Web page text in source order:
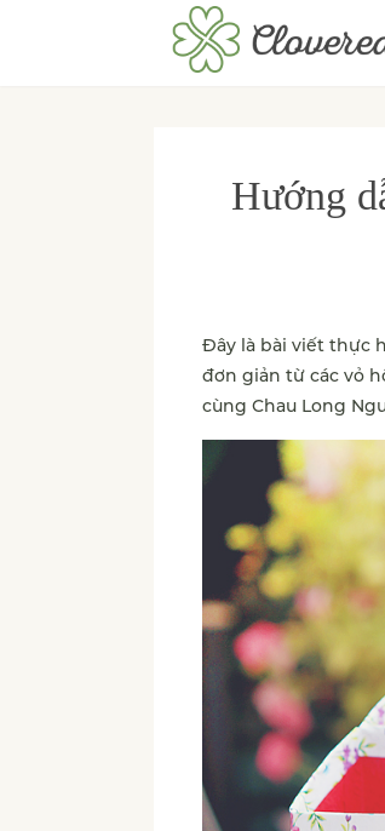
Hướng
Đây là bài viết thực
đơn giản từ các vỏ
cùng Chau Long